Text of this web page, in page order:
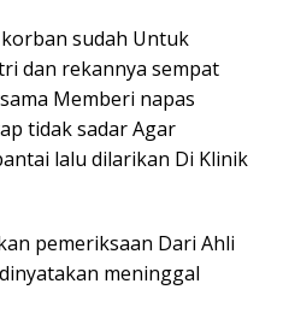
sudah Untuk
dan rekannya sempat
Memberi napas
tidak sadar Agar
lalu dilarikan Di Klinik
pemeriksaan Dari Ahli
meninggal